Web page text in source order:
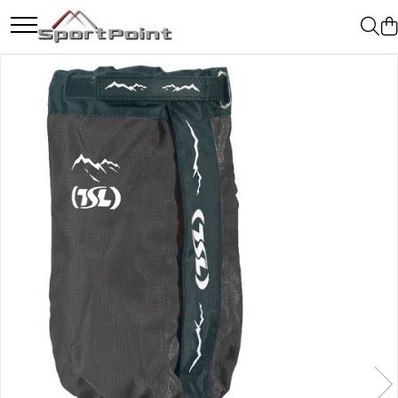
Toate Produsele
ALPINISM
Coltari
Pioleti
Hamuri
Carabiniere
Nuci si Frienduri
Corzi si Cordeline
Suruburi de gheata
Magneziu